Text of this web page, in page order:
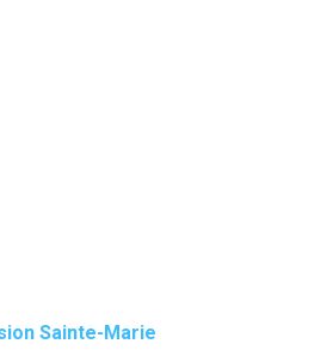
Sainte-Marie